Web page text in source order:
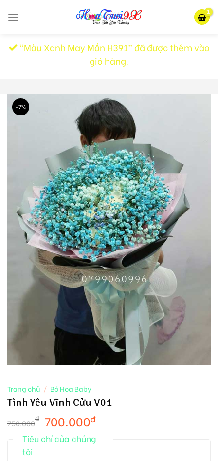
“Màu Xanh May Mắn H391” đã được thêm vào
giỏ hàng.
-7%
Trang chủ / Bó Hoa Baby
Tình Yêu Vĩnh Cửu V01
750.000₫ 700.000₫
Tiêu chí của chúng
tôi